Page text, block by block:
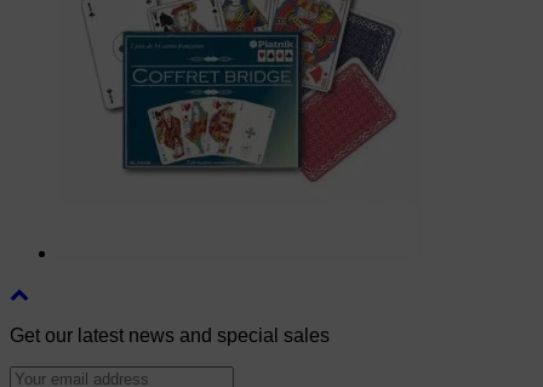
Get our latest news and special sales